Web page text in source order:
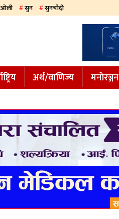
ओली सुन सुनचाँदी
अर्थ/वाणिज्य मनाेरञ्जन